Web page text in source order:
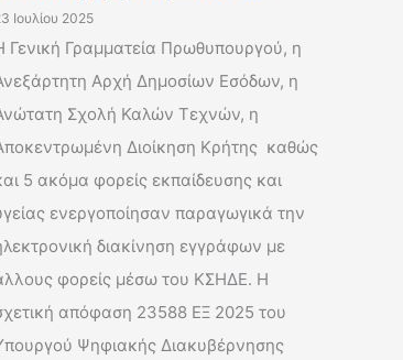
Ιουλίου 2025
Γενική Γραμματεία Πρωθυπουργού, η
Αρχή Δημοσίων Εσόδων, η
Σχολή Καλών Τεχνών, η
Διοίκηση Κρήτης καθώς
5 ακόμα φορείς εκπαίδευσης και
ενεργοποίησαν παραγωγικά την
διακίνηση εγγράφων με
φορείς μέσω του ΚΣΗΔΕ. Η
απόφαση 23588 ΕΞ 2025 του
Ψηφιακής Διακυβέρνησης